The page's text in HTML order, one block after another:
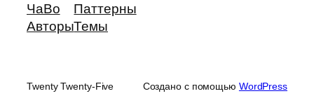
ЧаВо
Авторы
Паттерны
Темы
Twenty Twenty-Five Создано с помощью WordPress